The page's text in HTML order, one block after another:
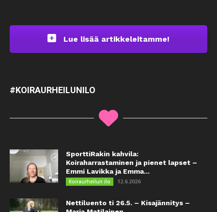
Lue lisää artikkeleitamme!
#KOIRAURHEILUNILO
SporttiRakin kahvila:
Koiraharrastaminen ja pienet lapset –
Emmi Lavikka ja Emma...
Koiraurheilun ilo 12.6.2026
Nettiluento ti 26.5. – Kisajännitys –